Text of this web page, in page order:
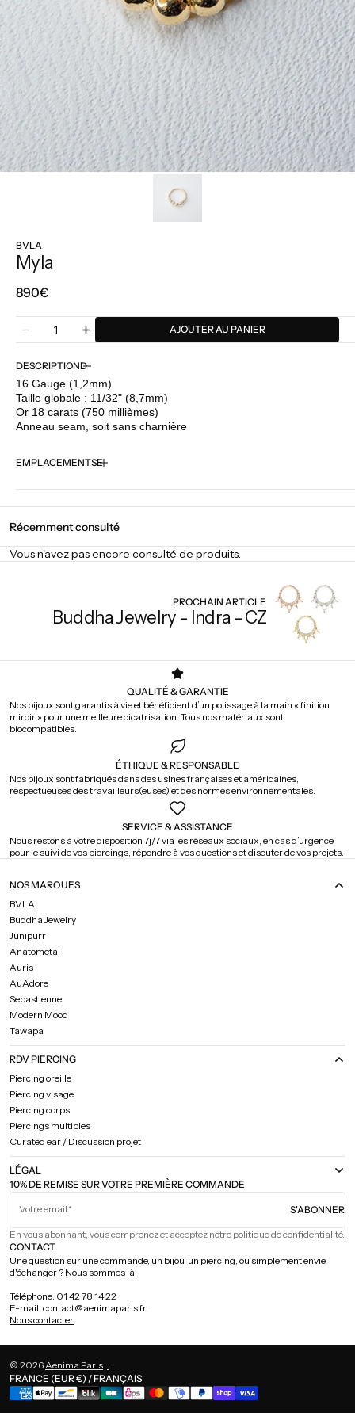
BVLA
Myla
Prix
890€
Diminuer
quantité
pour
BVLA
-
Myla
Quantité
Augmenter
quantité
pour
BVLA
-
Myla
AJOUTER AU PANIER
DESCRIPTION
16 Gauge (1,2mm)
Taille globale : 11/32" (8,7mm)
Or 18 carats (750 millièmes)
Anneau seam, soit sans charnière
EMPLACEMENTS
Récemment consulté
Vous n'avez pas encore consulté de produits.
PROCHAIN ARTICLE
Buddha Jewelry - Indra - CZ
QUALITÉ & GARANTIE
Nos bijoux sont garantis à vie et bénéficient d’un polissage à la main « finition
miroir » pour une meilleure cicatrisation. Tous nos matériaux sont
biocompatibles.
ÉTHIQUE & RESPONSABLE
Nos bijoux sont fabriqués dans des usines françaises et américaines,
respectueuses des travailleurs(euses) et des normes environnementales.
SERVICE & ASSISTANCE
Nous restons à votre disposition 7j/7 via les réseaux sociaux, en cas d’urgence,
pour le suivi de vos piercings, répondre à vos questions et discuter de vos projets.
10% DE REMISE SUR VOTRE PREMIÈRE COMMANDE
Votre email S'ABONNER
En vous abonnant, vous comprenez et acceptez notre politique de confidentialité.
NOS MARQUES
BVLA
Buddha Jewelry
Junipurr
Anatometal
Auris
AuAdore
Sebastienne
Modern Mood
Tawapa
RDV PIERCING
Piercing oreille
Piercing visage
Piercing corps
Piercings multiples
Curated ear / Discussion projet
LÉGAL
CONTACT
Une question sur une commande, un bijou, un piercing, ou simplement envie
d'échanger ? Nous sommes là.
Téléphone: 01 42 78 14 22
E-mail: contact@aenimaparis.fr
Nous contacter
© 2026Aenima Paris. .
FRANCE (EUR €) / FRANÇAIS